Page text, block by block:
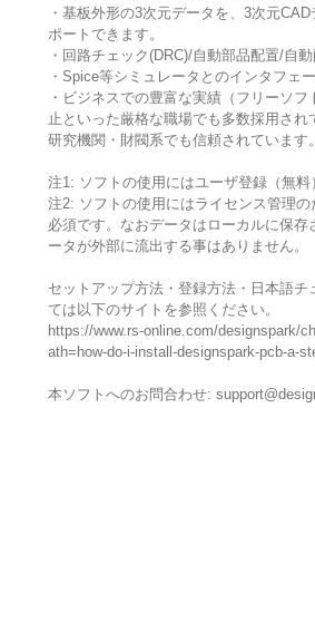
・基板外形の3次元データを、3次元
ポートできます。
・回路チェック(DRC)/自動部品配置/自
・Spice等シミュレータとのインタフェ
・ビジネスでの豊富な実績（フリーソフ
止といった厳格な職場でも多数採用され
研究機関・財閥系でも信頼されています
注1: ソフトの使用にはユーザ登録（無料
注2: ソフトの使用にはライセンス管理
必須です。なおデータはローカルに保存
ータが外部に流出する事はありません。
セットアップ方法・登録方法・日本語チ
ては以下のサイトを参照ください。
https://www.rs-online.com/designspark/
ath=how-do-i-install-designspark-pcb-a-
本ソフトへのお問合わせ: